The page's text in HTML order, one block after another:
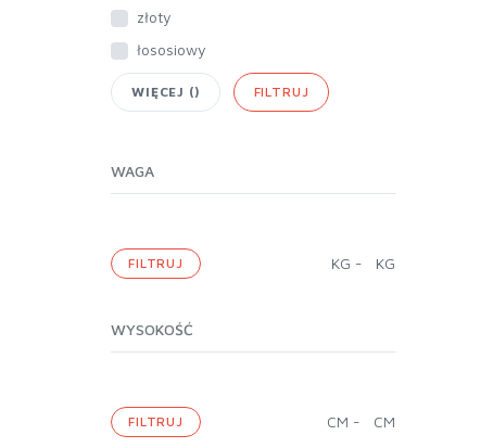
złoty
łososiowy
WIĘCEJ () FILTRUJ
WAGA
FILTRUJ KG - KG
WYSOKOŚĆ
FILTRUJ CM - CM